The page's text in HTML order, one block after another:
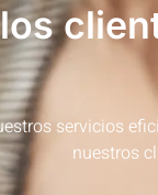
servicios
nuestros